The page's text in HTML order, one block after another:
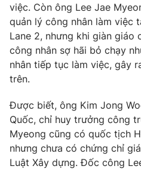
Chất lượng cuộc sống
Tuyển sinh
Học trực tuyến
Công nghệ
Hitech Công nghệ tương lai
Sản phẩm
Tư vấn
Giao lưu trực tuyến
Lịch phát sóng
Chuyên mục khác
Emagazine
việc. Còn ông Lee Jae
quản lý công nhân làm việc
Lane 2, nhưng khi giàn giáo
công nhân sợ hãi bỏ chạy
nhân tiếp tục làm việc, gây
trên.
Được biết, ông Kim Jong
Quốc, chỉ huy trưởng công
Myeong cũng có quốc tịch
nhưng chưa có chứng chỉ
Luật Xây dựng. Đốc công